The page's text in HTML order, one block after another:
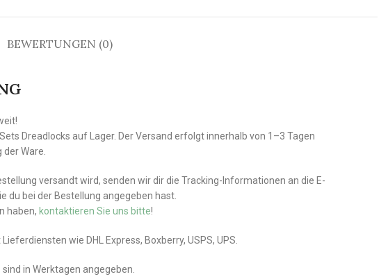
BEWERTUNGEN (0)
Dreadlocks auf Lager. Der Versand erfolgt innerhalb von 1–3 Tagen
Ware.
versandt wird, senden wir dir die Tracking-Informationen an die E-
du bei der Bestellung angegeben hast.
haben, kontaktieren Sie uns bitte!
wie DHL Express, Boxberry, USPS, UPS.
in Werktagen angegeben.